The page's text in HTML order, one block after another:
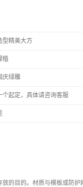
型精美大方
植
庆绿雕
个起定，具体请咨询客服
的目的。材质与模板或防护